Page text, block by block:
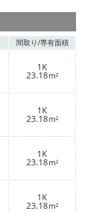
間取り/専有面積
1K
23.18m²
1K
23.18m²
1K
23.18m²
1K
23.18m²